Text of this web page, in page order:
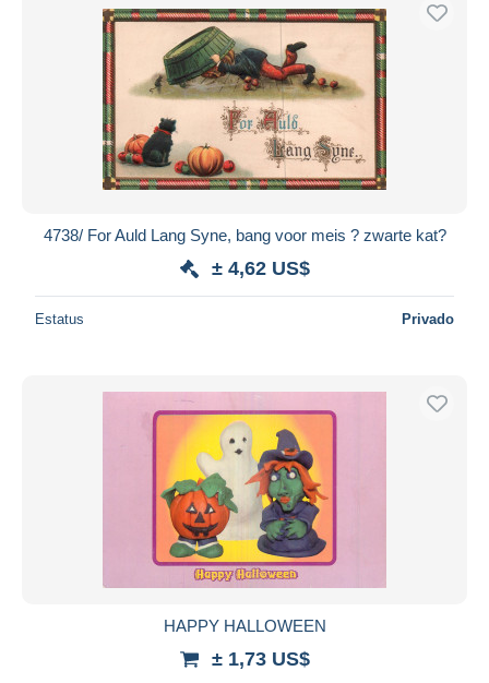
Sólo con descuento
Envío gratis
Métodos de pago
PayPal
Transferencia bancaria
Visa
Mastercard
Deseleccionar todo
Mundo entero
Aplicar
4738/ For Auld Lang Syne, bang voor meis ? zwarte kat?
± 4,62 US$
Estatus Privado
HAPPY HALLOWEEN
± 1,73 US$